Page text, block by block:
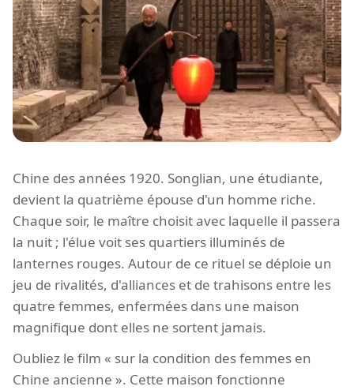
Chine des années 1920. Songlian, une étudiante,
devient la quatrième épouse d'un homme riche.
Chaque soir, le maître choisit avec laquelle il passera
la nuit ; l'élue voit ses quartiers illuminés de
lanternes rouges. Autour de ce rituel se déploie un
jeu de rivalités, d'alliances et de trahisons entre les
quatre femmes, enfermées dans une maison
magnifique dont elles ne sortent jamais.
Oubliez le film « sur la condition des femmes en
Chine ancienne ». Cette maison fonctionne